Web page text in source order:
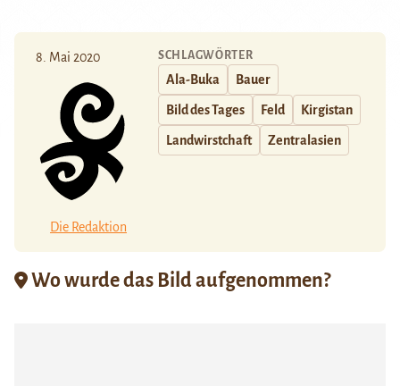
8. Mai 2020
Die Redaktion
SCHLAGWÖRTER
Ala-Buka Bauer
Bild des Tages Feld Kirgistan
Landwirstchaft Zentralasien
Wo wurde das Bild aufgenommen?